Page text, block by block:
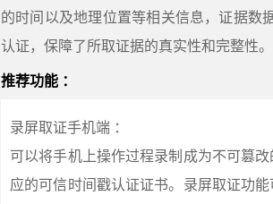
的时间以及地理位置等相关信息，证据数
认证，保障了所取证据的真实性和完整性。
推荐功能 ：
录屏取证手机端 ：
可以将手机上操作过程录制成为不可篡
应的可信时间戳认证证书。录屏取证功